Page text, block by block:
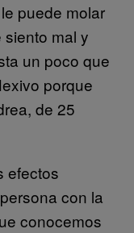
puede molar
mal y
un poco que
porque
de 25
efectos
con la
conocemos